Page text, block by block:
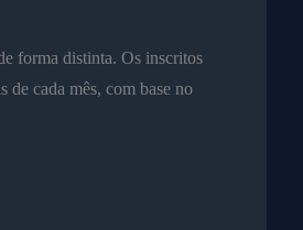
forma distinta. Os inscritos
de cada mês, com base no